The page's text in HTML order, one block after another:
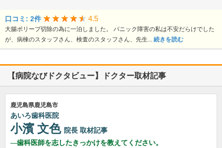
口コミ: 2件 4.5
大腸ポリープ切除の為に一泊しました。 パニック障害の私は不安だらけでした
が、病棟のスタッフさん、検査のスタッフさん、先生... 続きを読む
【病院なびドクタビュー】ドクター取材記事
鹿児島県鹿児島市
あいろ歯科医院
小濱 文色 院長 取材記事
歯科医師を志したきっかけを教えてください。